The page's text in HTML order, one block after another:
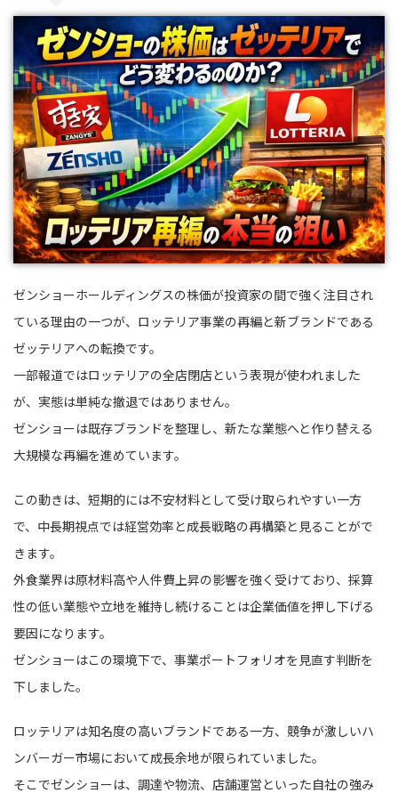
ゼンショーホールディングスの株価が投資家の間で強く注目され
ている理由の一つが、ロッテリア事業の再編と新ブランドである
ゼッテリアへの転換です。
一部報道ではロッテリアの全店閉店という表現が使われました
が、実態は単純な撤退ではありません。
ゼンショーは既存ブランドを整理し、新たな業態へと作り替える
大規模な再編を進めています。
この動きは、短期的には不安材料として受け取られやすい一方
で、中長期視点では経営効率と成長戦略の再構築と見ることがで
きます。
外食業界は原材料高や人件費上昇の影響を強く受けており、採算
性の低い業態や立地を維持し続けることは企業価値を押し下げる
要因になります。
ゼンショーはこの環境下で、事業ポートフォリオを見直す判断を
下しました。
ロッテリアは知名度の高いブランドである一方、競争が激しいハ
ンバーガー市場において成長余地が限られていました。
そこでゼンショーは、調達や物流、店舗運営といった自社の強み